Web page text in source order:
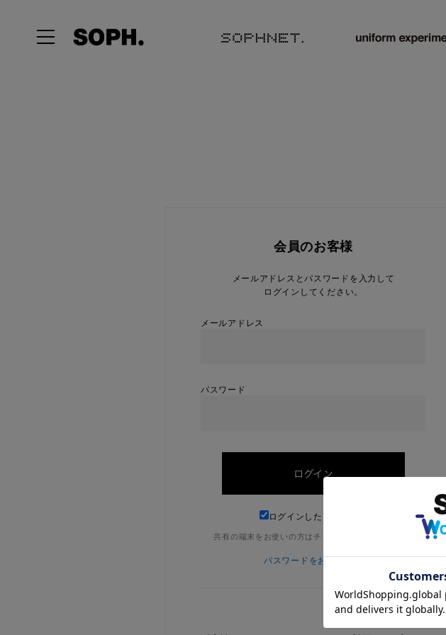
会員のお客様
メールアドレスとパスワードを入力して
ログインしてください。
メールアドレス
パスワード
ログインしたままにする
共有の端末をお使いの方はチェックを外してください
パスワードをお忘れの方